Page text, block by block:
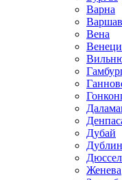
Варна
Вена
Дубай
Дублин
Женева